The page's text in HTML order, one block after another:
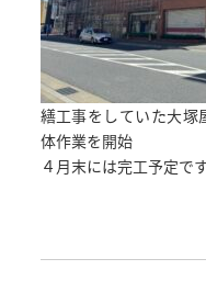
繕工事をしていた大塚
体作業を開始
４月末には完工予定です